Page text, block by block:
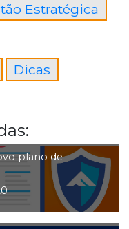
Estratégica
Dicas
plano de